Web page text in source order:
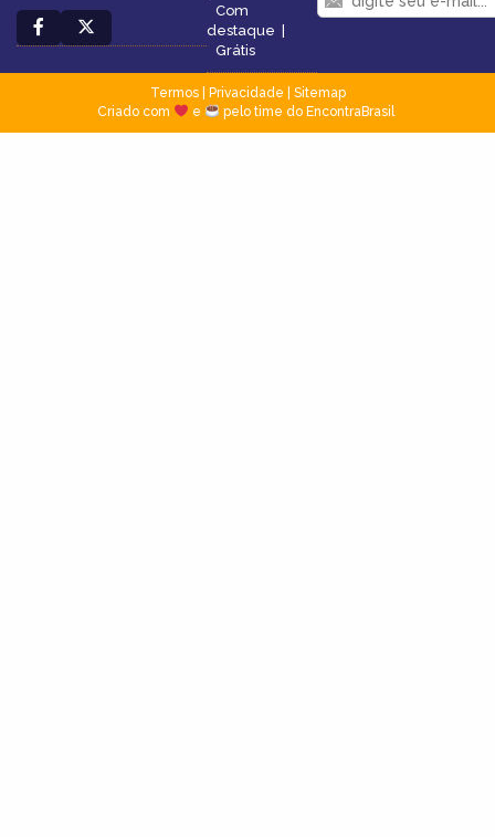
Com
destaque |
Grátis
Termos| Privacidade
Sitemap
Criado com
e pelo time do EncontraBrasil